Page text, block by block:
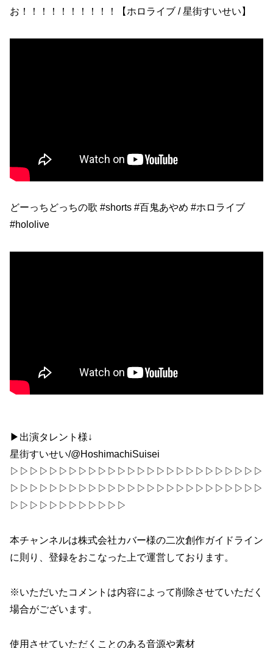
お！！！！！！！！！！【ホロライブ / 星街すいせい】
どーっちどっちの歌 #shorts #百鬼あやめ #ホロライブ
#hololive
▶出演タレント様↓
星街すいせい/@HoshimachiSuisei
▷▷▷▷▷▷▷▷▷▷▷▷▷▷▷▷▷▷▷▷▷▷▷▷▷▷
▷▷▷▷▷▷▷▷▷▷▷▷▷▷▷▷▷▷▷▷▷▷▷▷▷▷
▷▷▷▷▷▷▷▷▷▷▷▷
本チャンネルは株式会社カバー様の二次創作ガイドライン
に則り、登録をおこなった上で運営しております。
※いただいたコメントは内容によって削除させていただく
場合がございます。
使用させていただくことのある音源や素材